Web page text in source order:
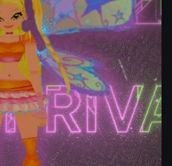
заменку для Вашего